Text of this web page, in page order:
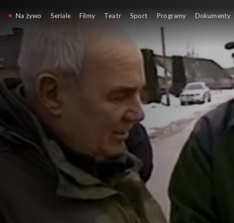
Na żywo Seriale Filmy Teatr Sport Programy Dokumenty